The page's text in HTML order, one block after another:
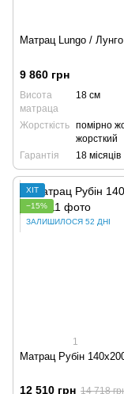
Матрац Lungo /
9 860 грн
Висота
матраца
18 см
Жорсткість помірно
жорсткий
Гарантія
18 місяців
ХІТ
−15%
ЗАЛИШИЛОСЯ 52 ДНІ
1
Матрац Рубін
12 510 грн 14 718